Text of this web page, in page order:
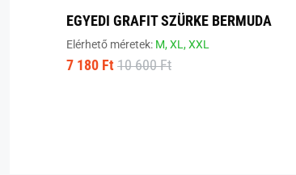
EGYEDI GRAFIT SZÜRKE BERMUDA
Elérhető méretek: M,XL,XXL
7 180 Ft 10 600 Ft